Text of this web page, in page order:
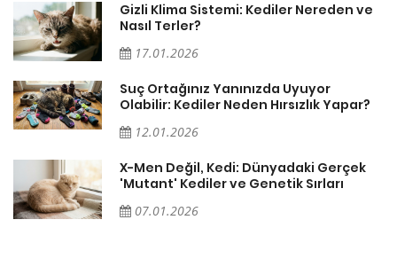
Gizli Klima Sistemi: Kediler Nereden ve
Nasıl Terler?
17.01.2026
Suç Ortağınız Yanınızda Uyuyor
Olabilir: Kediler Neden Hırsızlık Yapar?
12.01.2026
X-Men Değil, Kedi: Dünyadaki Gerçek
'Mutant' Kediler ve Genetik Sırları
07.01.2026